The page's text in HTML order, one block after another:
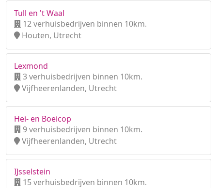
Tull en 't Waal
12 verhuisbedrijven binnen 10km.
Houten, Utrecht
Lexmond
3 verhuisbedrijven binnen 10km.
Vijfheerenlanden, Utrecht
Hei- en Boeicop
9 verhuisbedrijven binnen 10km.
Vijfheerenlanden, Utrecht
IJsselstein
15 verhuisbedrijven binnen 10km.